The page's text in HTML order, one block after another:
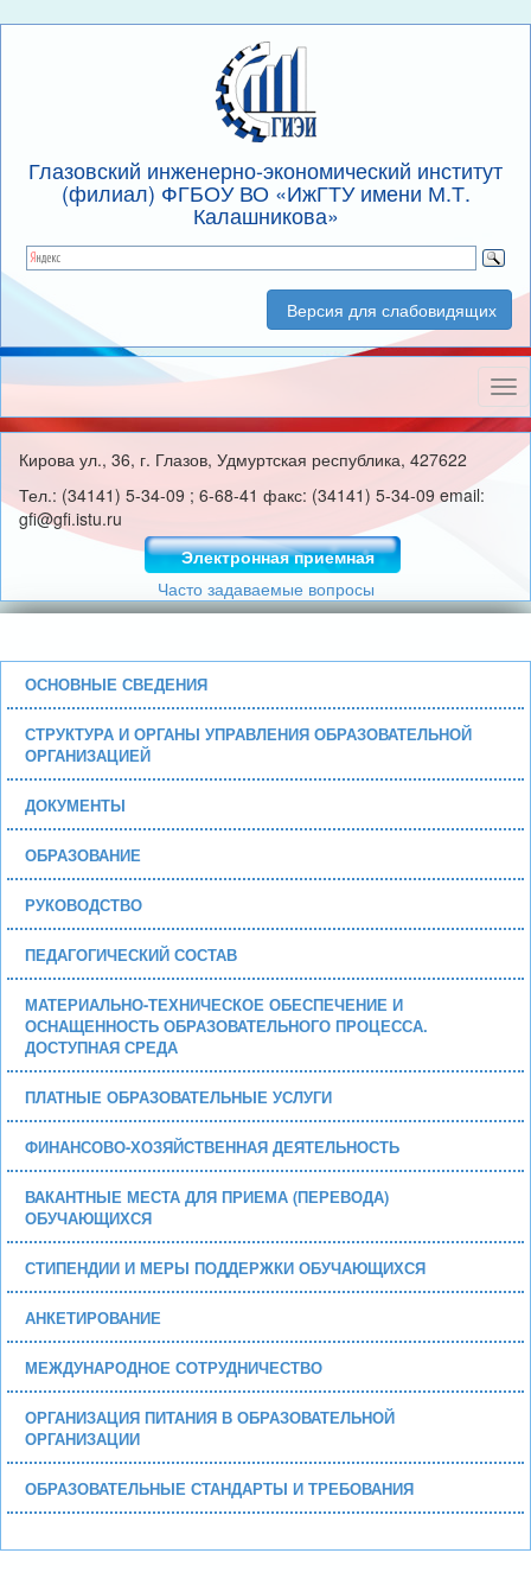
Глазовский инженерно-экономический институт
(филиал) ФГБОУ ВО «ИжГТУ имени М.Т.
Калашникова»
Версия для слабовидящих
Кирова ул., 36, г. Глазов, Удмуртская республика, 427622
Тел.: (34141) 5-34-09 ; 6-68-41 факс: (34141) 5-34-09 email:
gfi@gfi.istu.ru
Электронная приемная
Часто задаваемые вопросы
ОСНОВНЫЕ СВЕДЕНИЯ
СТРУКТУРА И ОРГАНЫ УПРАВЛЕНИЯ ОБРАЗОВАТЕЛЬНОЙ
ОРГАНИЗАЦИЕЙ
ДОКУМЕНТЫ
ОБРАЗОВАНИЕ
РУКОВОДСТВО
ПЕДАГОГИЧЕСКИЙ СОСТАВ
МАТЕРИАЛЬНО-ТЕХНИЧЕСКОЕ ОБЕСПЕЧЕНИЕ И
ОСНАЩЕННОСТЬ ОБРАЗОВАТЕЛЬНОГО ПРОЦЕССА.
ДОСТУПНАЯ СРЕДА
ПЛАТНЫЕ ОБРАЗОВАТЕЛЬНЫЕ УСЛУГИ
ФИНАНСОВО-ХОЗЯЙСТВЕННАЯ ДЕЯТЕЛЬНОСТЬ
ВАКАНТНЫЕ МЕСТА ДЛЯ ПРИЕМА (ПЕРЕВОДА)
ОБУЧАЮЩИХСЯ
СТИПЕНДИИ И МЕРЫ ПОДДЕРЖКИ ОБУЧАЮЩИХСЯ
АНКЕТИРОВАНИЕ
МЕЖДУНАРОДНОЕ СОТРУДНИЧЕСТВО
ОРГАНИЗАЦИЯ ПИТАНИЯ В ОБРАЗОВАТЕЛЬНОЙ
ОРГАНИЗАЦИИ
ОБРАЗОВАТЕЛЬНЫЕ СТАНДАРТЫ И ТРЕБОВАНИЯ